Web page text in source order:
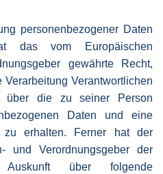
personenbezogener Daten
das vom Europäischen
gewährte Recht,
Verantwortlichen
über die zu seiner Person
Daten und eine
zu erhalten. Ferner hat der
und Verordnungsgeber der
Auskunft über folgende